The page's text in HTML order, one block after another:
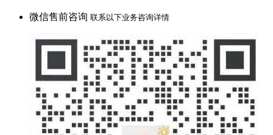
微信售前咨询 联系以下业务咨询详情